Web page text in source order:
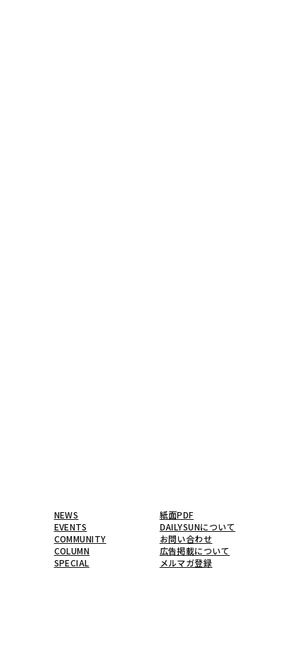
NEWS
EVENTS
COMMUNITY
COLUMN
SPECIAL
紙面PDF
DAILYSUNについて
お問い合わせ
広告掲載について
メルマガ登録